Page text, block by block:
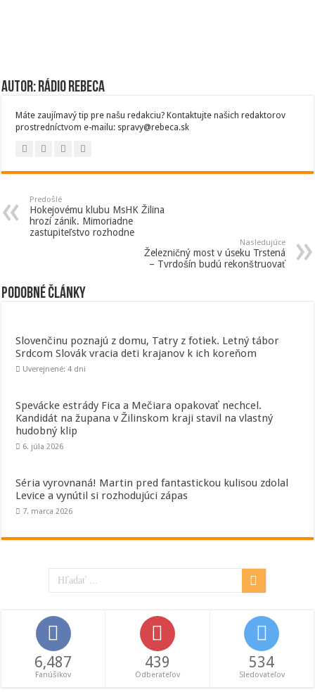
Autor: Rádio Rebeca
Máte zaujímavý tip pre našu redakciu? Kontaktujte našich redaktorov
prostredníctvom e-mailu: spravy@rebeca.sk
Predošlé
Hokejovému klubu MsHK Žilina
hrozí zánik. Mimoriadne
zastupiteľstvo rozhodne
Nasledujúce
Železničný most v úseku Trstená
– Tvrdošín budú rekonštruovať
Podobné články
Slovenčinu poznajú z domu, Tatry z fotiek. Letný tábor
Srdcom Slovák vracia deti krajanov k ich koreňom
Uverejnené: 4 dni
Spevácke estrády Fica a Mečiara opakovať nechcel.
Kandidát na župana v Žilinskom kraji stavil na vlastný
hudobný klip
6. júla 2026
Séria vyrovnaná! Martin pred fantastickou kulisou zdolal
Levice a vynútil si rozhodujúci zápas
7. marca 2026
6,487
Fanúšikov
439
Odberateľov
534
Sledovateľov